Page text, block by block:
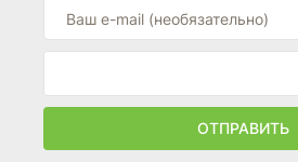
ОТПРАВИТЬ